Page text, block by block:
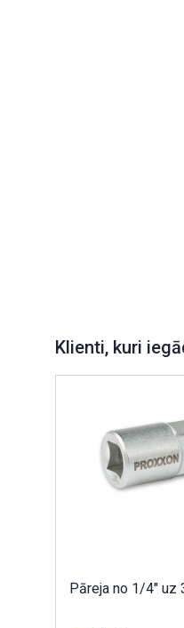
Klienti, kuri
Pāreja no 1/4" uz